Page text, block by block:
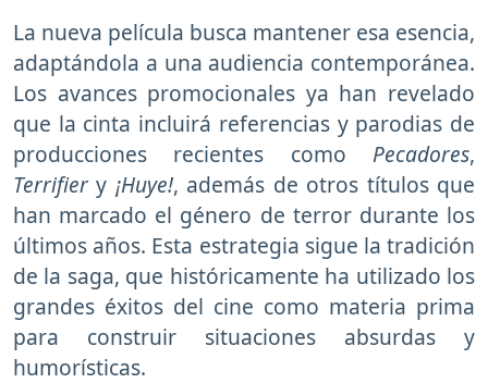
La nueva película busca mantener esa esencia,
adaptándola a una audiencia contemporánea.
Los avances promocionales ya han revelado
que la cinta incluirá referencias y parodias de
producciones recientes como Pecadores,
Terrifier y ¡Huye!, además de otros títulos que
han marcado el género de terror durante los
últimos años. Esta estrategia sigue la tradición
de la saga, que históricamente ha utilizado los
grandes éxitos del cine como materia prima
para construir situaciones absurdas y
humorísticas.